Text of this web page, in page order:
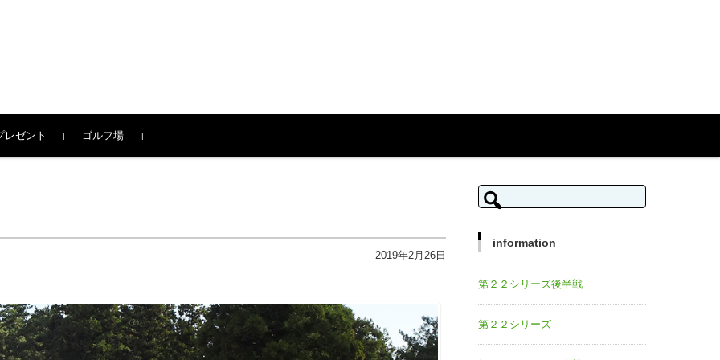
レゼント ゴルフ場
2019年2月26日
検索:
information
第２２シリーズ後半戦
第２２シリーズ